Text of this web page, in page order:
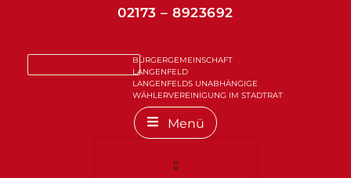
02173 – 8923692
BÜRGERGEMEINSCHAFT
LANGENFELD
LANGENFELDS UNABHÄNGIGE
WÄHLERVEREINIGUNG IM STADTRAT
Menü